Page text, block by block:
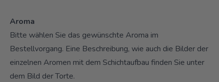
Aroma
Bitte wählen Sie das gewünschte Aroma im
Bestellvorgang. Eine Beschreibung, wie auch die Bilder der
einzelnen Aromen mit dem Schichtaufbau finden Sie unter
dem Bild der Torte.